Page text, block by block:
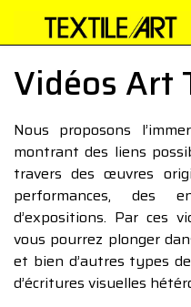
Vidéos Art
Nous proposons
montrant des liens
travers des œuvres
performances, des
d’expositions. Par ces
vous pourrez plonger
et bien d’autres types
d’écritures visuelles